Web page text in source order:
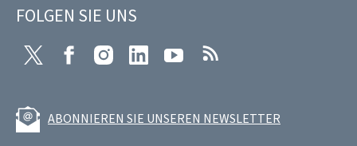
FOLGEN SIE UNS
Twitter FacebookInstagramLinkedIn Youtube
ABONNIEREN SIE UNSEREN NEWSLETTER